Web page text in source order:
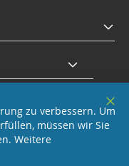
zu verbessern. Um
müssen wir Sie
Weitere